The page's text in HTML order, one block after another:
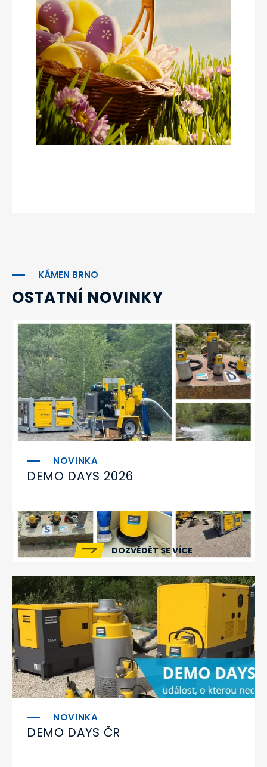
KÁMEN BRNO
OSTATNÍ NOVINKY
DEMO DAYS 2026
DOZVĚDĚT SE VÍCE
DEMO DAYS ČR